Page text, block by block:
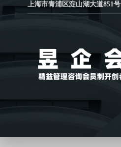
上海市青浦区淀山湖大道851号